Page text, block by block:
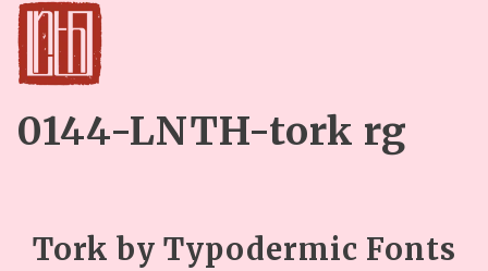
0144-LNTH-tork rg
Tork by Typodermic Fonts